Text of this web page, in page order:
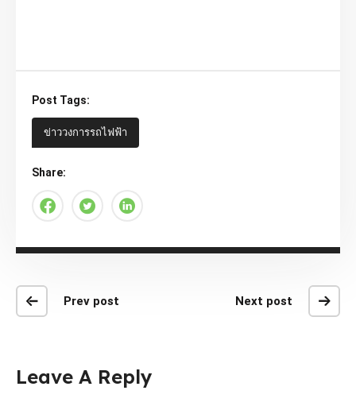
Post Tags:
ข่าววงการรถไฟฟ้า
Share:
Prev post Next post
Leave A Reply